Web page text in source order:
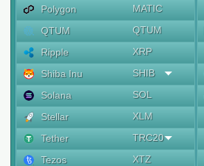
Polygon
MATIC
QTUM
QTUM
Ripple
XRP
Shiba Inu
SHIB
Solana
SOL
Stellar
XLM
Tether
TRC20
Tezos
XTZ